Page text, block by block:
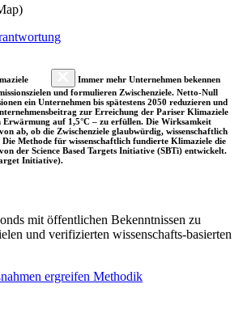
Immer mehr Unternehmen bekennen
und formulieren Zwischenziele. Netto-Null
ein Unternehmen bis spätestens 2050 reduzieren und
zur Erreichung der Pariser Klimaziele
Erwärmung auf 1,5°C – zu erfüllen. Die Wirksamkeit
ab, ob die Zwischenziele glaubwürdig, wissenschaftlich
Methode für wissenschaftlich fundierte Klimaziele die
der Science Based Targets Initiative (SBTi) entwickelt.
Initiative).
mit öffentlichen Bekenntnissen zu
und verifizierten wissenschafts-basierten
ergreifen Methodik